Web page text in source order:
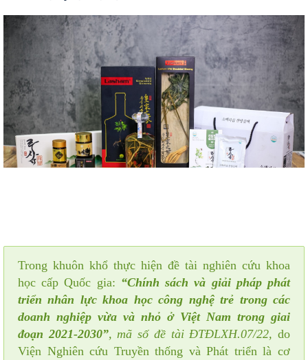
Trong khuôn khổ thực hiện đề tài nghiên cứu khoa
học cấp Quốc gia: “Chính sách và giải pháp phát
triển nhân lực khoa học công nghệ trẻ trong các
doanh nghiệp vừa và nhỏ ở Việt Nam trong giai
đoạn 2021-2030”, mã số đề tài ĐTĐLXH.07/22, do
Viện Nghiên cứu Truyền thống và Phát triển là cơ